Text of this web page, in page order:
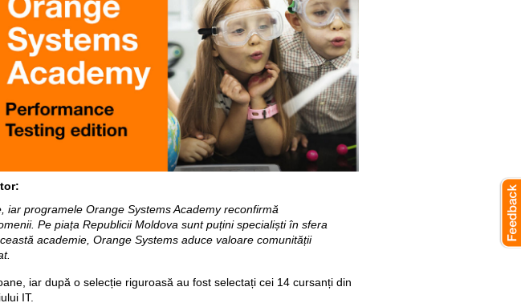
programele Orange Systems Academy reconfirmă
Pe piața Republicii Moldova sunt puțini specialiști în sfera
academie, Orange Systems aduce valoare comunității
iar după o selecție riguroasă au fost selectați cei 14 cursanți din
IT.